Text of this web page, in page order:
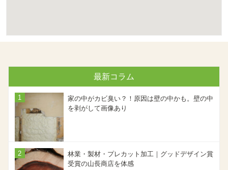
最新コラム
家の中がカビ臭い？！原因は壁の中かも。壁の中
を剥がして画像あり
林業・製材・プレカット加工｜グッドデザイン賞
受賞の山長商店を体感